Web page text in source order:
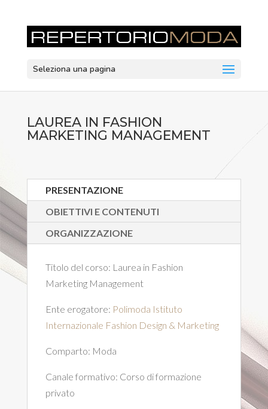
Seleziona una pagina
LAUREA IN FASHION
MARKETING MANAGEMENT
PRESENTAZIONE
OBIETTIVI E CONTENUTI
ORGANIZZAZIONE
Titolo del corso: Laurea in Fashion
Marketing Management
Ente erogatore: Polimoda Istituto
Internazionale Fashion Design & Marketing
Comparto: Moda
Canale formativo: Corso di formazione
privato